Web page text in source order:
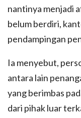
nantinya menjadi
belum berdiri,
pendampingan
Ia menyebut,
antara lain
yang berimbas
dari pihak luar